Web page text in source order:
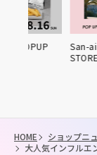
San-ai Resort
HOME
ショップニ
大人気インフルエ